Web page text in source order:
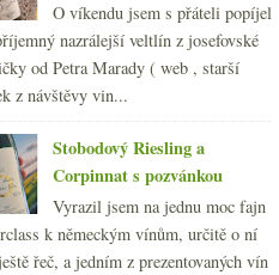
O víkendu jsem s přáteli popíjel
nazrálejší veltlín z josefovské
od Petra Marady ( web , starší
z návštěvy vin...
Stobodový Riesling a
Corpinnat s pozvánkou
Vyrazil jsem na jednu moc fajn
k německým vínům, určitě o ní
řeč, a jedním z prezentovaných vín